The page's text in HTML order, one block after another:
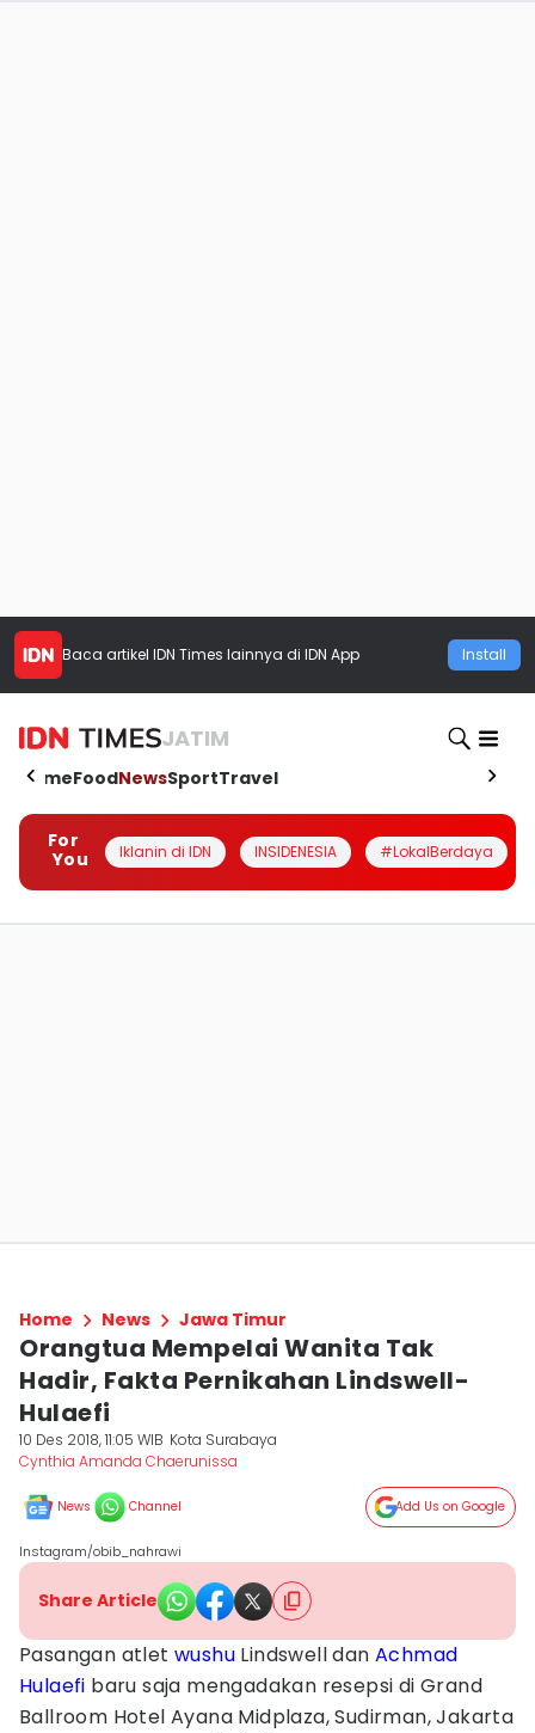
Baca artikel IDN Times lainnya di IDN App Install
JATIM
HomeFoodNewsSportTravel
For
You
Iklanin di IDN INSIDENESIA #LokalBerdaya
Home News Jawa Timur
Orangtua Mempelai Wanita Tak
Hadir, Fakta Pernikahan Lindswell-
Hulaefi
10 Des 2018, 11:05 WIB Kota Surabaya
Cynthia Amanda Chaerunissa
News Channel Add Us on Google
Instagram/obib_nahrawi
Share Article
Pasangan atletwushu Lindswell danAchmad
Hulaefi baru saja mengadakan resepsi di Grand
Ballroom Hotel Ayana Midplaza, Sudirman, Jakarta